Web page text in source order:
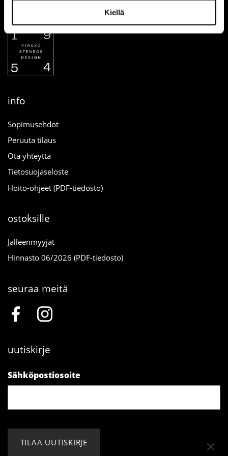
Kiellä
info
Sopimusehdot
Peruuta tilaus
Ota yhteyttä
Tietosuojaseloste
Hoito-ohjeet (PDF-tiedosto)
ostoksille
Jälleenmyyjät
Hinnasto 06/2026 (PDF-tiedosto)
seuraa meitä
uutiskirje
Sähköpostiosoite